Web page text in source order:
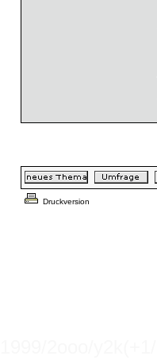
Druckversion